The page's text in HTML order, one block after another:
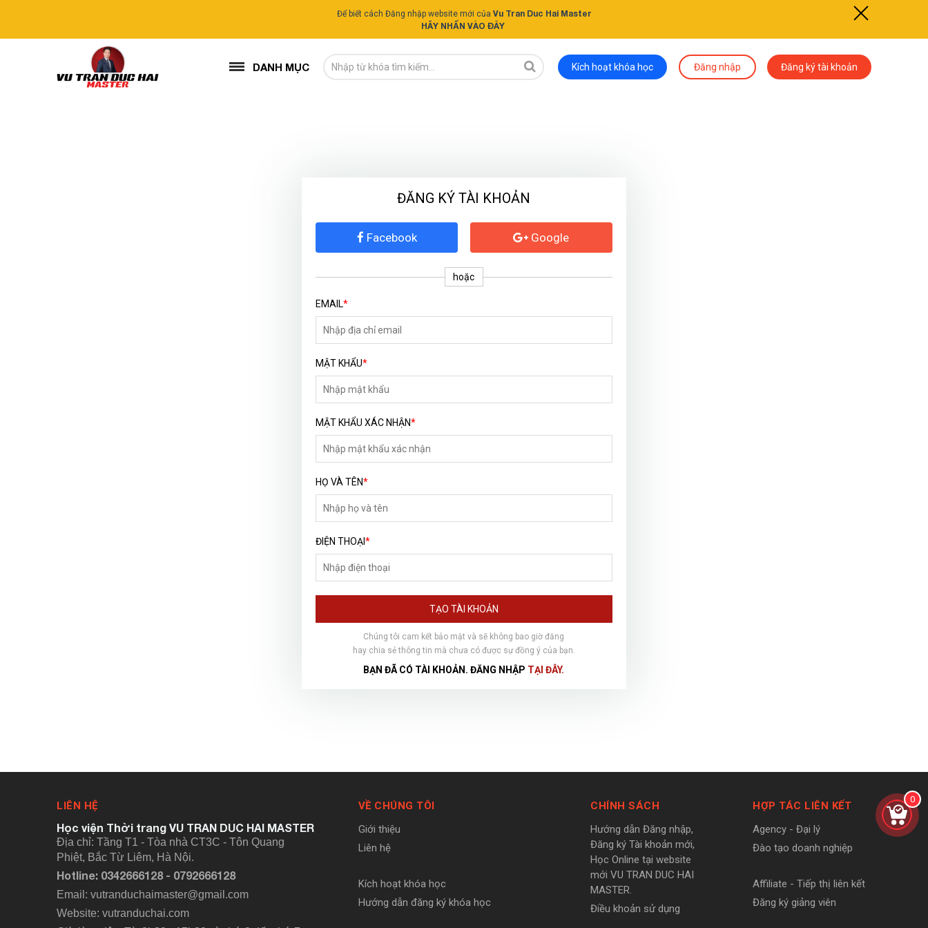
Để biết cách Đăng nhập website mới của Vu Tran Duc Hai Master
HÃY NHẤN VÀO ĐÂY
DANH MỤC Kích hoạt khóa học Đăng nhập Đăng ký tài khoản
ĐĂNG KÝ TÀI KHOẢN
Facebook Google
hoặc
EMAIL*
MẬT KHẨU*
MẬT KHẨU XÁC NHẬN*
HỌ VÀ TÊN*
ĐIỆN THOẠI*
TẠO TÀI KHOẢN
Chúng tôi cam kết bảo mật và sẽ không bao giờ đăng
hay chia sẻ thông tin mà chưa có được sự đồng ý của bạn.
BẠN ĐÃ CÓ TÀI KHOẢN. ĐĂNG NHẬP TẠI ĐÂY.
LIÊN HỆ
Học viện Thời trang VU TRAN DUC HAI MASTER
Địa chỉ: Tầng T1 - Tòa nhà CT3C - Tôn Quang
Phiệt, Bắc Từ Liêm, Hà Nội.
Hotline: 0342666128 - 0792666128
Email: vutranduchaimaster@gmail.com
Website: vutranduchai.com
VỀ CHÚNG TÔI
Giới thiệu
Liên hệ
Kích hoạt khóa học
Hướng dẫn đăng ký khóa học
CHÍNH SÁCH
Hướng dẫn Đăng nhập,
Đăng ký Tài khoản mới,
Học Online tại website
mới VU TRAN DUC HAI
MASTER.
Điều khoản sử dụng
HỢP TÁC LIÊN KẾT
Agency - Đại lý
Đào tạo doanh nghiệp
Affiliate - Tiếp thị liên kết
Đăng ký giảng viên
0
ĐĂNG KÝ TƯ VẤN MIỄN PHÍ
Đăng ký tư vấn trực tiếp 24/7:0792666128